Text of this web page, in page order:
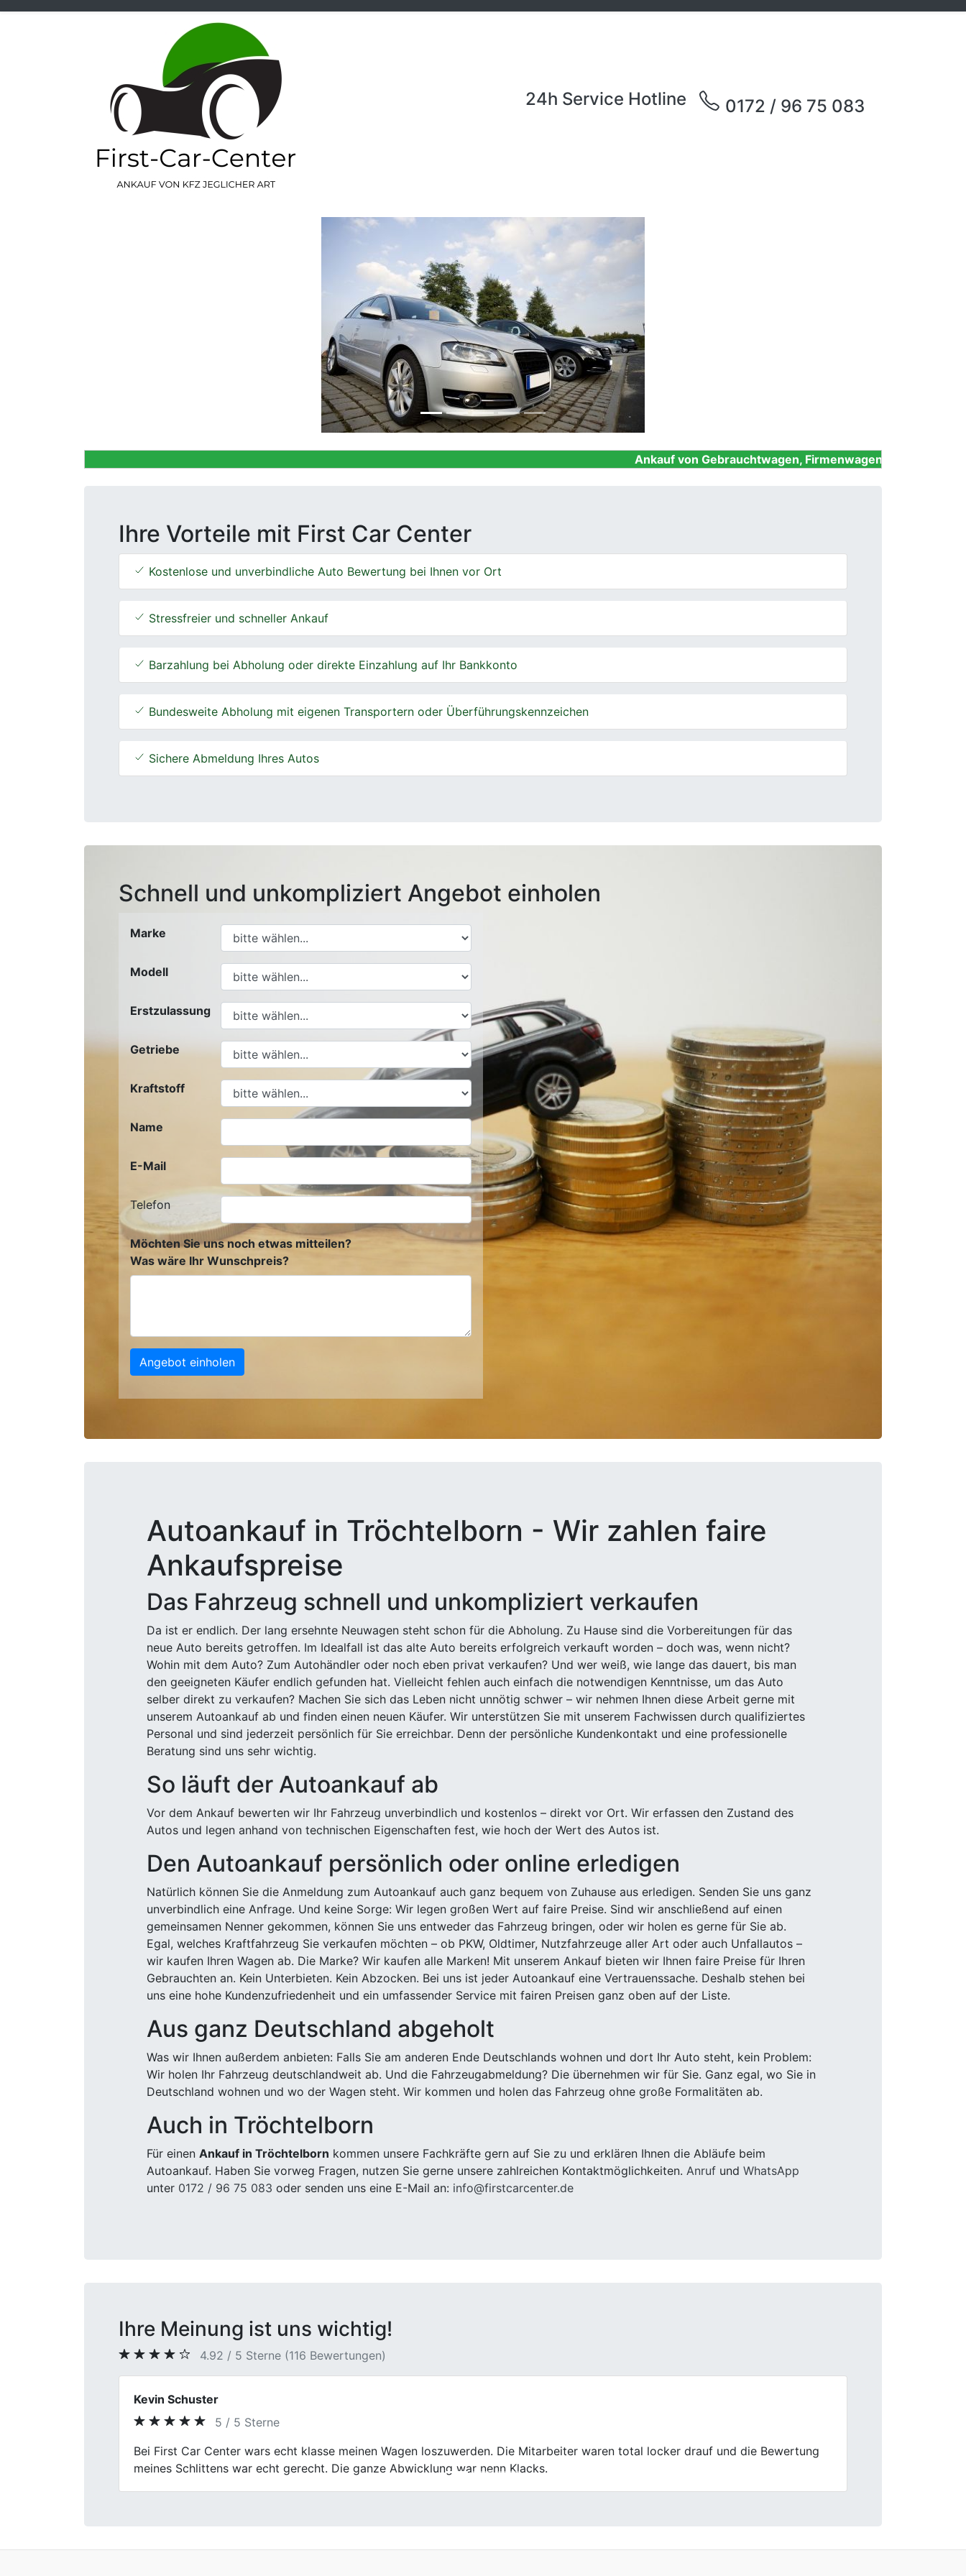
24h Service Hotline 0172 / 96 75 083
Ankauf von Gebrauchtwagen, Firmenwagen, Unfallwagen,
Ihre Vorteile mit First Car Center
Kostenlose und unverbindliche Auto Bewertung bei Ihnen vor Ort
Stressfreier und schneller Ankauf
Barzahlung bei Abholung oder direkte Einzahlung auf Ihr Bankkonto
Bundesweite Abholung mit eigenen Transportern oder Überführungskennzeichen
Sichere Abmeldung Ihres Autos
Schnell und unkompliziert Angebot einholen
Marke
Modell
Erstzulassung
Getriebe
Kraftstoff
Name
E-Mail
Telefon
Möchten Sie uns noch etwas mitteilen?
Was wäre Ihr Wunschpreis?
Angebot einholen
Autoankauf in Tröchtelborn - Wir zahlen faire
Ankaufspreise
Das Fahrzeug schnell und unkompliziert verkaufen
Da ist er endlich. Der lang ersehnte Neuwagen steht schon für die Abholung. Zu Hause sind die Vorbereitungen für das
neue Auto bereits getroffen. Im Idealfall ist das alte Auto bereits erfolgreich verkauft worden – doch was, wenn nicht?
Wohin mit dem Auto? Zum Autohändler oder noch eben privat verkaufen? Und wer weiß, wie lange das dauert, bis man
den geeigneten Käufer endlich gefunden hat. Vielleicht fehlen auch einfach die notwendigen Kenntnisse, um das Auto
selber direkt zu verkaufen? Machen Sie sich das Leben nicht unnötig schwer – wir nehmen Ihnen diese Arbeit gerne mit
unserem Autoankauf ab und finden einen neuen Käufer. Wir unterstützen Sie mit unserem Fachwissen durch qualifiziertes
Personal und sind jederzeit persönlich für Sie erreichbar. Denn der persönliche Kundenkontakt und eine professionelle
Beratung sind uns sehr wichtig.
So läuft der Autoankauf ab
Vor dem Ankauf bewerten wir Ihr Fahrzeug unverbindlich und kostenlos – direkt vor Ort. Wir erfassen den Zustand des
Autos und legen anhand von technischen Eigenschaften fest, wie hoch der Wert des Autos ist.
Den Autoankauf persönlich oder online erledigen
Natürlich können Sie die Anmeldung zum Autoankauf auch ganz bequem von Zuhause aus erledigen. Senden Sie uns ganz
unverbindlich eine Anfrage. Und keine Sorge: Wir legen großen Wert auf faire Preise. Sind wir anschließend auf einen
gemeinsamen Nenner gekommen, können Sie uns entweder das Fahrzeug bringen, oder wir holen es gerne für Sie ab.
Egal, welches Kraftfahrzeug Sie verkaufen möchten – ob PKW, Oldtimer, Nutzfahrzeuge aller Art oder auch Unfallautos –
wir kaufen Ihren Wagen ab. Die Marke? Wir kaufen alle Marken! Mit unserem Ankauf bieten wir Ihnen faire Preise für Ihren
Gebrauchten an. Kein Unterbieten. Kein Abzocken. Bei uns ist jeder Autoankauf eine Vertrauenssache. Deshalb stehen bei
uns eine hohe Kundenzufriedenheit und ein umfassender Service mit fairen Preisen ganz oben auf der Liste.
Aus ganz Deutschland abgeholt
Was wir Ihnen außerdem anbieten: Falls Sie am anderen Ende Deutschlands wohnen und dort Ihr Auto steht, kein Problem:
Wir holen Ihr Fahrzeug deutschlandweit ab. Und die Fahrzeugabmeldung? Die übernehmen wir für Sie. Ganz egal, wo Sie in
Deutschland wohnen und wo der Wagen steht. Wir kommen und holen das Fahrzeug ohne große Formalitäten ab.
Auch in Tröchtelborn
Für einen Ankauf in Tröchtelborn kommen unsere Fachkräfte gern auf Sie zu und erklären Ihnen die Abläufe beim
Autoankauf. Haben Sie vorweg Fragen, nutzen Sie gerne unsere zahlreichen Kontaktmöglichkeiten. Anruf und WhatsApp
unter 0172 / 96 75 083 oder senden uns eine E-Mail an: info@firstcarcenter.de
Ihre Meinung ist uns wichtig!
4.92 / 5 Sterne (116 Bewertungen)
Dennis M.
5 / 5 Sterne
Ich wollte mein Auto einfach loswerden, ohne zig Termine. Bei First Car Center in Selm ging das schnell und unkompliziert.